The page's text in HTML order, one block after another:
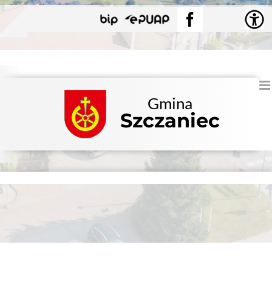
Przejdź
zawartości
BIP EPUAPFacebook
Gmina
Szczaniec